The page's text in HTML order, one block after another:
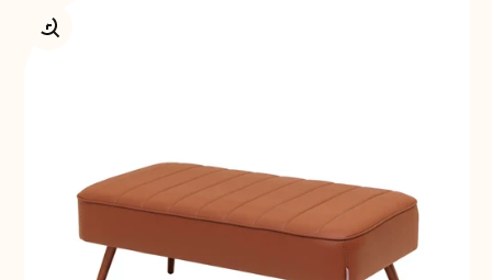
Afbeelding vergroten